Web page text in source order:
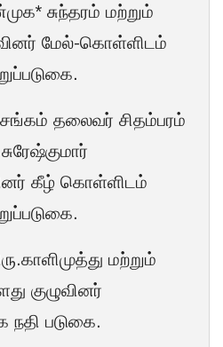
சுந்தரம் மற்றும்
மேல்-கொள்ளிடம்
தலைவர் சிதம்பரம்
கீழ் கொள்ளிடம்
மற்றும்
குழுவினர்
நதி படுகை.